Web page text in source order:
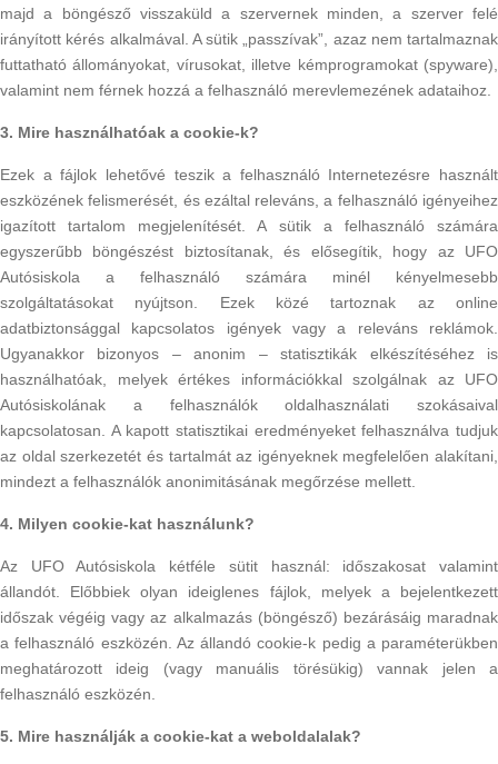
majd a böngésző visszaküld a szervernek minden, a szerver felé
irányított kérés alkalmával. A sütik „passzívak”, azaz nem tartalmaznak
futtatható állományokat, vírusokat, illetve kémprogramokat (spyware),
valamint nem férnek hozzá a felhasználó merevlemezének adataihoz.
3. Mire használhatóak a cookie-k?
Ezek a fájlok lehetővé teszik a felhasználó Internetezésre használt
eszközének felismerését, és ezáltal releváns, a felhasználó igényeihez
igazított tartalom megjelenítését. A sütik a felhasználó számára
egyszerűbb böngészést biztosítanak, és elősegítik, hogy az UFO
Autósiskola a felhasználó számára minél kényelmesebb
szolgáltatásokat nyújtson. Ezek közé tartoznak az online
adatbiztonsággal kapcsolatos igények vagy a releváns reklámok.
Ugyanakkor bizonyos – anonim – statisztikák elkészítéséhez is
használhatóak, melyek értékes információkkal szolgálnak az UFO
Autósiskolának a felhasználók oldalhasználati szokásaival
kapcsolatosan. A kapott statisztikai eredményeket felhasználva tudjuk
az oldal szerkezetét és tartalmát az igényeknek megfelelően alakítani,
mindezt a felhasználók anonimitásának megőrzése mellett.
4. Milyen cookie-kat használunk?
Az UFO Autósiskola kétféle sütit használ: időszakosat valamint
állandót. Előbbiek olyan ideiglenes fájlok, melyek a bejelentkezett
időszak végéig vagy az alkalmazás (böngésző) bezárásáig maradnak
a felhasználó eszközén. Az állandó cookie-k pedig a paraméterükben
meghatározott ideig (vagy manuális törésükig) vannak jelen a
felhasználó eszközén.
5. Mire használják a cookie-kat a weboldalalak?